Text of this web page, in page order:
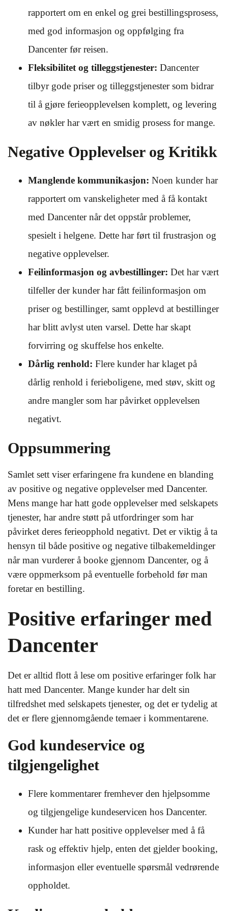
rapportert om en enkel og grei bestillingsprosess,
med god informasjon og oppfølging fra
Dancenter før reisen.
Fleksibilitet og tilleggstjenester: Dancenter
tilbyr gode priser og tilleggstjenester som bidrar
til å gjøre ferieopplevelsen komplett, og levering
av nøkler har vært en smidig prosess for mange.
Negative Opplevelser og Kritikk
Manglende kommunikasjon: Noen kunder har
rapportert om vanskeligheter med å få kontakt
med Dancenter når det oppstår problemer,
spesielt i helgene. Dette har ført til frustrasjon og
negative opplevelser.
Feilinformasjon og avbestillinger: Det har vært
tilfeller der kunder har fått feilinformasjon om
priser og bestillinger, samt opplevd at bestillinger
har blitt avlyst uten varsel. Dette har skapt
forvirring og skuffelse hos enkelte.
Dårlig renhold: Flere kunder har klaget på
dårlig renhold i ferieboligene, med støv, skitt og
andre mangler som har påvirket opplevelsen
negativt.
Oppsummering
Samlet sett viser erfaringene fra kundene en blanding
av positive og negative opplevelser med Dancenter.
Mens mange har hatt gode opplevelser med selskapets
tjenester, har andre støtt på utfordringer som har
påvirket deres ferieopphold negativt. Det er viktig å ta
hensyn til både positive og negative tilbakemeldinger
når man vurderer å booke gjennom Dancenter, og å
være oppmerksom på eventuelle forbehold før man
foretar en bestilling.
Positive erfaringer med
Dancenter
Det er alltid flott å lese om positive erfaringer folk har
hatt med Dancenter. Mange kunder har delt sin
tilfredshet med selskapets tjenester, og det er tydelig at
det er flere gjennomgående temaer i kommentarene.
God kundeservice og
tilgjengelighet
Flere kommentarer fremhever den hjelpsomme
og tilgjengelige kundeservicen hos Dancenter.
Kunder har hatt positive opplevelser med å få
rask og effektiv hjelp, enten det gjelder booking,
informasjon eller eventuelle spørsmål vedrørende
oppholdet.